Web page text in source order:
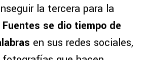
la tercera para la
Fuentes se dio tiempo de
en sus redes sociales,